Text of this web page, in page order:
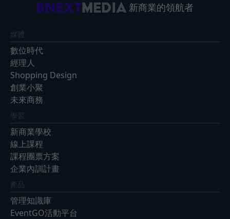
新商業的領航者
媒體
數位時代
經理人
Shopping Design
創業小聚
未來商務
學習
新商業學校
線上課程
課程團票方案
企業內訓計畫
產品
管理知識庫
EventGO活動平台